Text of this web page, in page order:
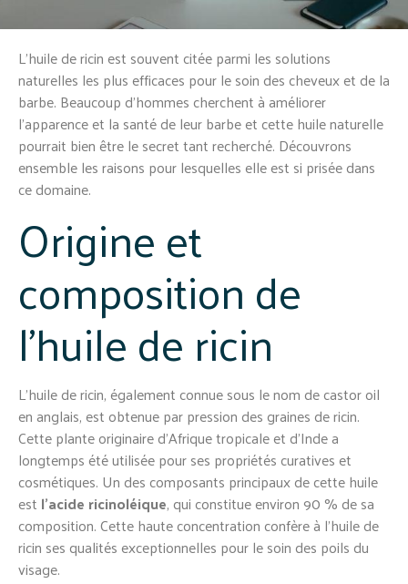
L’huile de ricin est souvent citée parmi les solutions
naturelles les plus efficaces pour le soin des cheveux et de la
barbe. Beaucoup d’hommes cherchent à améliorer
l’apparence et la santé de leur barbe et cette huile naturelle
pourrait bien être le secret tant recherché. Découvrons
ensemble les raisons pour lesquelles elle est si prisée dans
ce domaine.
Origine et
composition de
l’huile de ricin
L’huile de ricin, également connue sous le nom de castor oil
en anglais, est obtenue par pression des graines de ricin.
Cette plante originaire d’Afrique tropicale et d’Inde a
longtemps été utilisée pour ses propriétés curatives et
cosmétiques. Un des composants principaux de cette huile
est l’acide ricinoléique, qui constitue environ 90 % de sa
composition. Cette haute concentration confère à l’huile de
ricin ses qualités exceptionnelles pour le soin des poils du
visage.